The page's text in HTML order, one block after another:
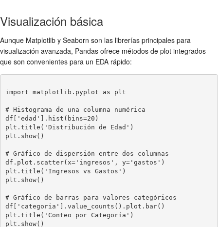
Visualización básica
Aunque Matplotlib y Seaborn son las librerías principales para
visualización avanzada, Pandas ofrece métodos de plot integrados
que son convenientes para un EDA rápido:
import matplotlib.pyplot as plt
# Histograma de una columna numérica
df['edad'].hist(bins=20)
plt.title('Distribución de Edad')
plt.show()
# Gráfico de dispersión entre dos columnas
df.plot.scatter(x='ingresos', y='gastos')
plt.title('Ingresos vs Gastos')
plt.show()
# Gráfico de barras para valores categóricos
df['categoria'].value_counts().plot.bar()
plt.title('Conteo por Categoría')